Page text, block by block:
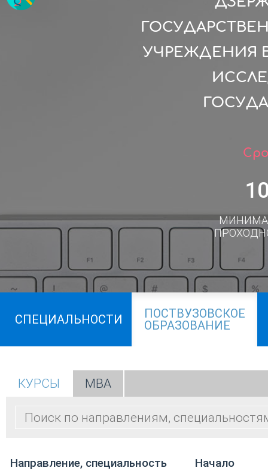
УЧРЕЖДЕНИЯ
СПЕЦИАЛЬНОСТИ
ПОСТВУЗОВСКОЕ
ОБРАЗОВАНИЕ
КУРСЫ МВА
Направление, специальность Начало